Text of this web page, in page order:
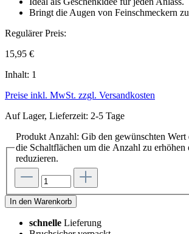
Bringt die Augen von Feinschmeckern
Regulärer Preis:
15,95 €
Inhalt: 1
Preise inkl. MwSt. zzgl. Versandkosten
Auf Lager, Lieferzeit: 2-5 Tage
Produkt Anzahl: Gib den gewünschten Wert
die Schaltflächen um die Anzahl zu erhöhen
reduzieren.
In den Warenkorb
schnelle Lieferung